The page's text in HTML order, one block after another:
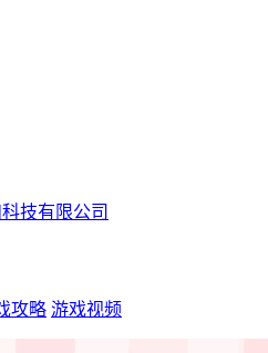
技有限公司
攻略 游戏视频